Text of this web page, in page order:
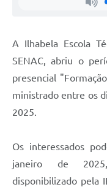
A Ilhabela Escola
SENAC, abriu o
presencial
ministrado entre os
2025.
Os interessados
janeiro de
disponibilizado pela